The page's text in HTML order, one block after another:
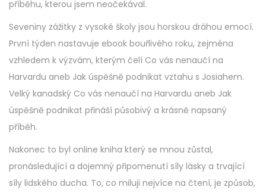
příběhu, kterou jsem neočekával.
Seveniny zážitky z vysoké školy jsou horskou dráhou emocí.
První týden nastavuje ebook bouřlivého roku, zejména
vzhledem k výzvám, kterým čelí Co vás nenaučí na
Harvardu aneb Jak úspěšně podnikat vztahu s Josiahem.
Velký kanadský Co vás nenaučí na Harvardu aneb Jak
úspěšně podnikat přináší působivý a krásně napsaný
příběh.
Nakonec to byl online kniha který se mnou zůstal,
pronásledující a dojemný připomenutí síly lásky a trvající
síly lidského ducha. To, co miluji nejvíce na čtení, je způsob,